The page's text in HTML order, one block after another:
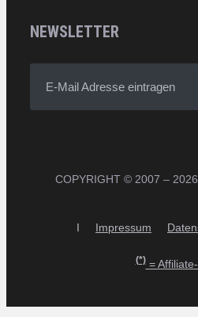
NEWSLETTER
E-Mail Adresse eintragen
COPYRIGHT © 2007 –
I Impressum
(*)=